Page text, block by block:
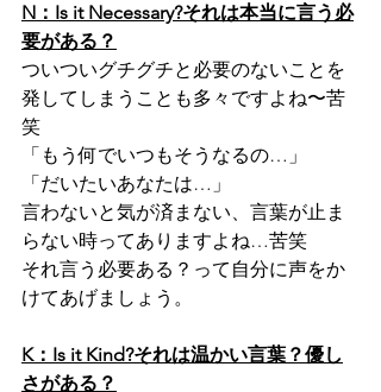
N：Is it Necessary?それは本当に言う必
要がある？
ついついグチグチと必要のないことを
発してしまうことも多々ですよね〜苦
笑
「もう何でいつもそうなるの…」
「だいたいあなたは…」
言わないと気が済まない、言葉が止ま
らない時ってありますよね…苦笑
それ言う必要ある？って自分に声をか
けてあげましょう。
K：Is it Kind?それは温かい言葉？優し
さがある？